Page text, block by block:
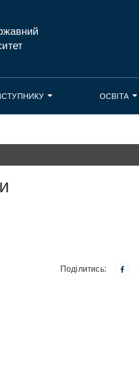
ОСВІТА
Поділитись: